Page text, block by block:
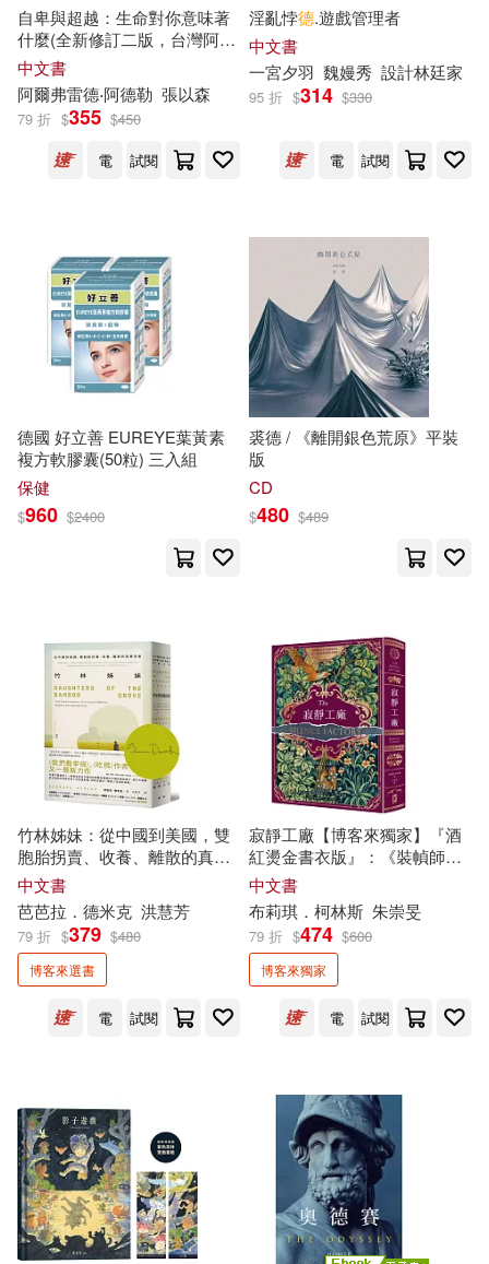
林煥彰(34) （英）吉卜林(34)
（德）海德格爾(32)
池山田剛(31)
肯尼斯．葛拉罕(30)
行政院農業委員會林業試驗所(30)
凱文．赫恩(27)
吉林省檔案館(27) 老子(27)
茅盾(27)
維．比安基(26) 塞萬提斯(25)
曹林娣(25)
目川文化編輯小組(25)
聖才考研網（主編）(25)
《意林·作文素材》編輯部(24)
南京大學出版社(243)
Linfair Records Limited(242)
悅文社(238) 時報出版(231)
中華書局(221)
崧燁文化(217)
浙江大學出版社(213)
吉林出版集團有限責任公司(204)
武漢大學出版社(202)
水星外文雜誌(202)
江蘇人民出版社(195)
天津人民出版社(180)
上海三聯書店(175)
北京師範大學出版社(174)
經濟科學出版社(169)
華夏出版社(169)
華中科技大學出版社(167)
自卑與超越：生命對你意味著
什麼(全新修訂二版，台灣阿德
勒專家審定&導讀)
中文書
阿爾弗雷德‧阿德勒 張以森
79 折 $355 $450
電
試閱
淫亂悖德.遊戲管理者
中文書
一宮夕羽 魏嫚秀 設計林廷家
95 折 $314 $330
電 試閱
德國 好立善 EUREYE葉黃素
複方軟膠囊(50粒) 三入組
保健
$960 $2400
裘德 / 《離開銀色荒原》平裝
版
CD
$480 $489
竹林姊妹：從中國到美國，雙
胞胎拐賣、收養、離散的真實
故事【作者印刷簽名扉頁版】
中文書
芭芭拉．德米克 洪慧芳
79 折 $379 $480
博客來選書
電 試閱
寂靜工廠【博客來獨家】『酒
紅燙金書衣版』：《裝幀師》
作者哥德懸疑新作，致所有渴
望寂靜的失眠者
中文書
布莉琪．柯林斯 朱崇旻
79 折 $474 $600
博客來獨家
電 試閱